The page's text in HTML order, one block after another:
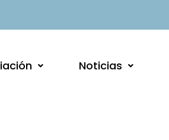
Noticias